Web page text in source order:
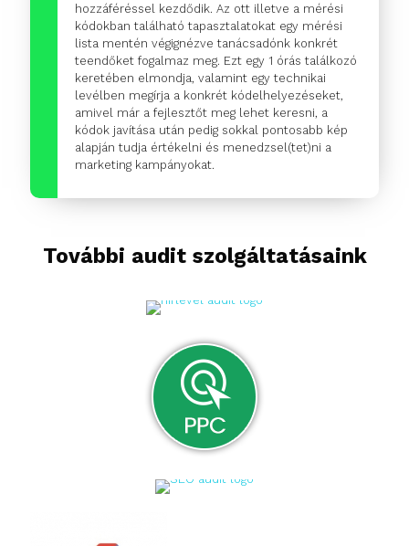
hozzáféréssel kezdődik. Az ott illetve a mérési
kódokban található tapasztalatokat egy mérési
lista mentén végignézve tanácsadónk konkrét
teendőket fogalmaz meg. Ezt egy 1 órás találkozó
keretében elmondja, valamint egy technikai
levélben megírja a konkrét kódelhelyezéseket,
amivel már a fejlesztőt meg lehet keresni, a
kódok javítása után pedig sokkal pontosabb kép
alapján tudja értékelni és menedzsel(tet)ni a
marketing kampányokat.
További audit szolgáltatásaink